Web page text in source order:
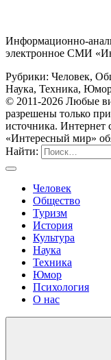
Информационно-
электронное СМИ
Рубрики: Человек,
Наука, Техника,
© 2011-2026 Любые
разрешены только
источника.
«Интересный мир»
Найти:
Человек
Общество
Туризм
История
Культура
Наука
Техника
Юмор
Психология
О нас